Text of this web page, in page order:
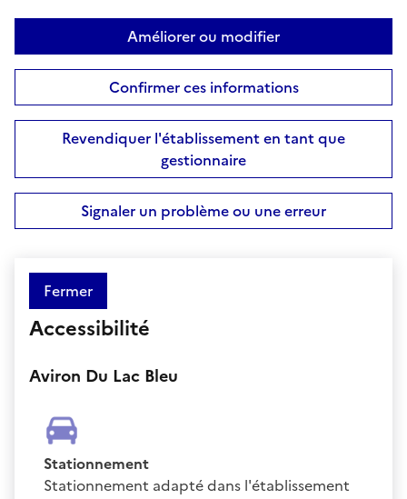
Améliorer ou modifier
Confirmer ces informations
Revendiquer l'établissement en tant que
gestionnaire
Signaler un problème ou une erreur
Fermer
Accessibilité
Aviron Du Lac Bleu
Stationnement
Stationnement adapté dans l'établissement